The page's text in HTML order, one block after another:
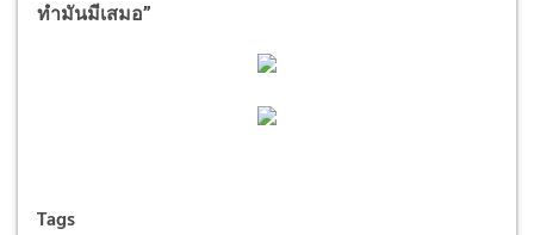
ทำมันมีเสมอ”
Tags